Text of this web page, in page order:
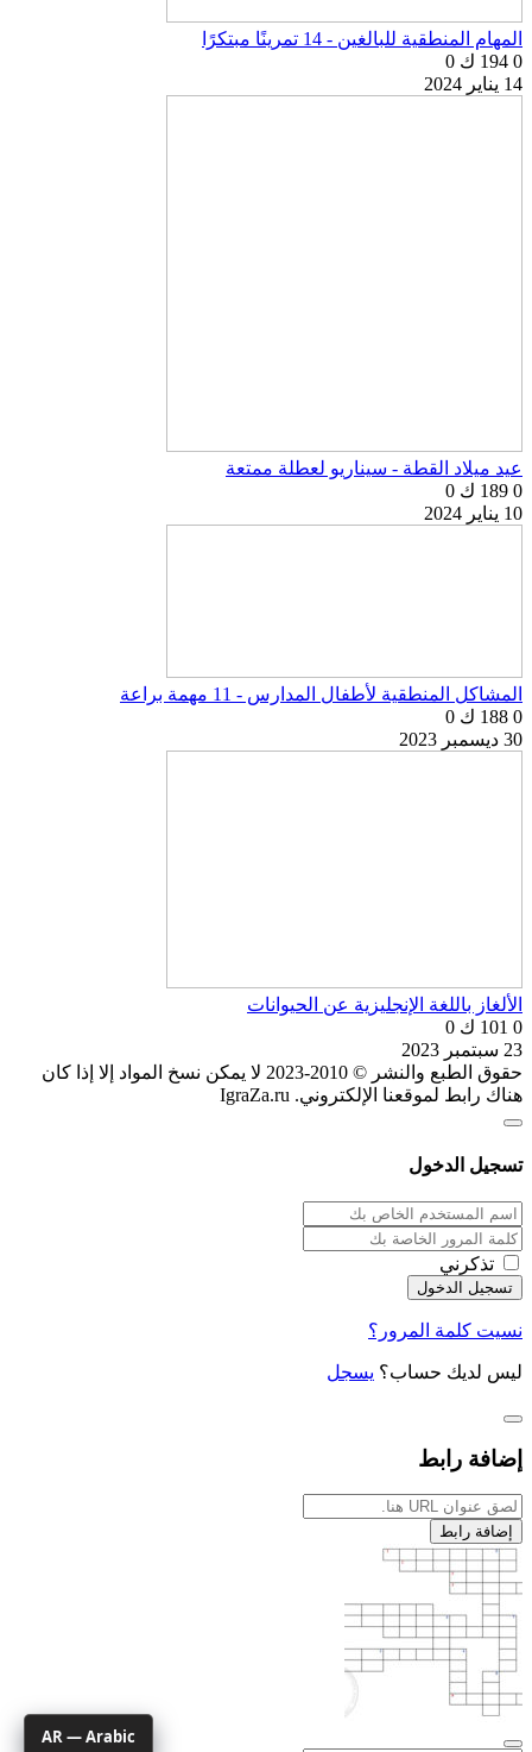
المهام المنطقية للبالغين - 14 تمرينًا مبتكرًا
0 194 ك
0
14 يناير 2024
عيد ميلاد القطة - سيناريو لعطلة ممتعة
0 189 ك
0
10 يناير 2024
المشاكل المنطقية لأطفال المدارس - 11 مهمة براعة
0 188 ك
0
30 ديسمبر 2023
الألغاز باللغة الإنجليزية عن الحيوانات
0 101 ك
0
23 سبتمبر 2023
حقوق الطبع والنشر © 2010-2023 لا يمكن نسخ المواد إلا إذا كان
هناك رابط لموقعنا الإلكتروني. IgraZa.ru
تسجيل الدخول
تذكرني
نسيت كلمة المرور؟
ليس لديك حساب؟ يسجل
إضافة رابط
إضافة رابط
AR — Arabic